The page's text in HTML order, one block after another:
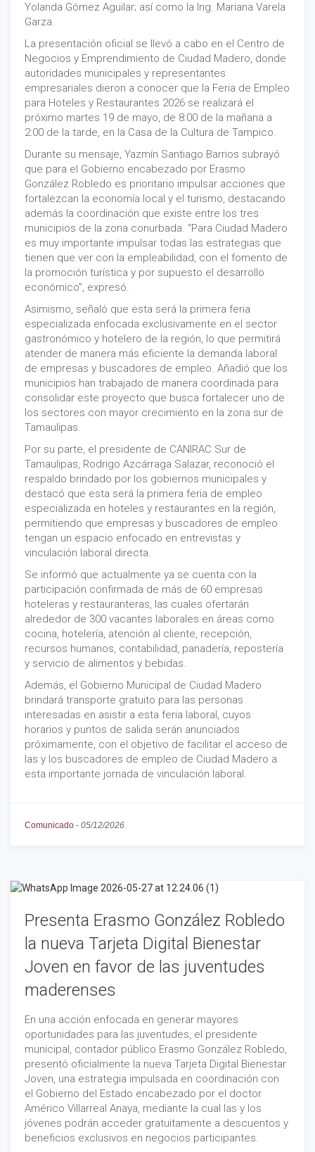
Yolanda Gómez Aguilar; así como la Ing. Mariana Varela
Garza.
La presentación oficial se llevó a cabo en el Centro de
Negocios y Emprendimiento de Ciudad Madero, donde
autoridades municipales y representantes
empresariales dieron a conocer que la Feria de Empleo
para Hoteles y Restaurantes 2026 se realizará el
próximo martes 19 de mayo, de 8:00 de la mañana a
2:00 de la tarde, en la Casa de la Cultura de Tampico.
Durante su mensaje, Yazmín Santiago Barrios subrayó
que para el Gobierno encabezado por Erasmo
González Robledo es prioritario impulsar acciones que
fortalezcan la economía local y el turismo, destacando
además la coordinación que existe entre los tres
municipios de la zona conurbada. “Para Ciudad Madero
es muy importante impulsar todas las estrategias que
tienen que ver con la empleabilidad, con el fomento de
la promoción turística y por supuesto el desarrollo
económico”, expresó.
Asimismo, señaló que esta será la primera feria
especializada enfocada exclusivamente en el sector
gastronómico y hotelero de la región, lo que permitirá
atender de manera más eficiente la demanda laboral
de empresas y buscadores de empleo. Añadió que los
municipios han trabajado de manera coordinada para
consolidar este proyecto que busca fortalecer uno de
los sectores con mayor crecimiento en la zona sur de
Tamaulipas.
Por su parte, el presidente de CANIRAC Sur de
Tamaulipas, Rodrigo Azcárraga Salazar, reconoció el
respaldo brindado por los gobiernos municipales y
destacó que esta será la primera feria de empleo
especializada en hoteles y restaurantes en la región,
permitiendo que empresas y buscadores de empleo
tengan un espacio enfocado en entrevistas y
vinculación laboral directa.
Se informó que actualmente ya se cuenta con la
participación confirmada de más de 60 empresas
hoteleras y restauranteras, las cuales ofertarán
alrededor de 300 vacantes laborales en áreas como
cocina, hotelería, atención al cliente, recepción,
recursos humanos, contabilidad, panadería, repostería
y servicio de alimentos y bebidas.
Además, el Gobierno Municipal de Ciudad Madero
brindará transporte gratuito para las personas
interesadas en asistir a esta feria laboral, cuyos
horarios y puntos de salida serán anunciados
próximamente, con el objetivo de facilitar el acceso de
las y los buscadores de empleo de Ciudad Madero a
esta importante jornada de vinculación laboral.
Comunicado - 05/12/2026
Presenta Erasmo González Robledo
la nueva Tarjeta Digital Bienestar
Joven en favor de las juventudes
maderenses
En una acción enfocada en generar mayores
oportunidades para las juventudes, el presidente
municipal, contador público Erasmo González Robledo,
presentó oficialmente la nueva Tarjeta Digital Bienestar
Joven, una estrategia impulsada en coordinación con
el Gobierno del Estado encabezado por el doctor
Américo Villarreal Anaya, mediante la cual las y los
jóvenes podrán acceder gratuitamente a descuentos y
beneficios exclusivos en negocios participantes.